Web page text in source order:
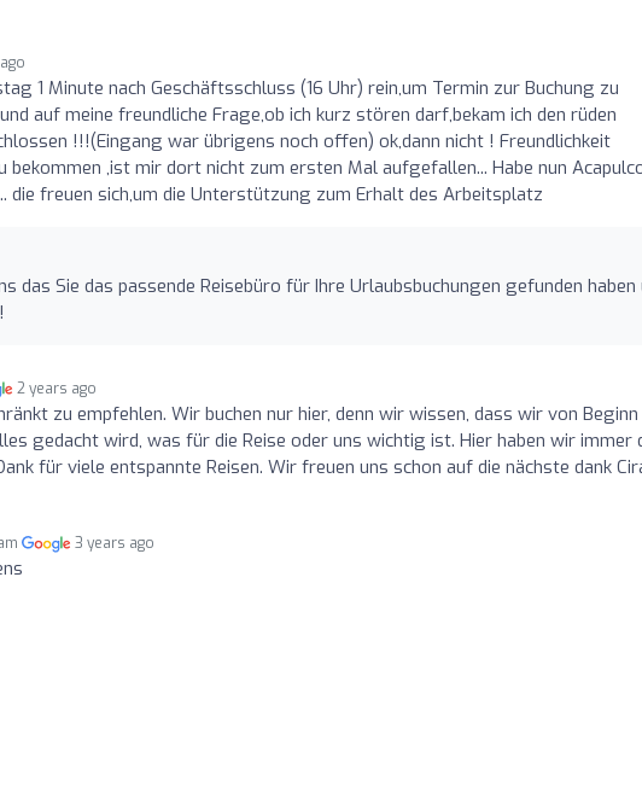
1 Minute nach Geschäftsschluss (16 Uhr) rein,um Termin zur Buchung zu
auf meine freundliche Frage,ob ich kurz stören darf,bekam ich den rüden
!!!(Eingang war übrigens noch offen) ok,dann nicht ! Freundlichkeit
bekommen ,ist mir dort nicht zum ersten Mal aufgefallen... Habe nun
die freuen sich,um die Unterstützung zum Erhalt des Arbeitsplatz
das Sie das passende Reisebüro für Ihre Urlaubsbuchungen gefunden haben
2 years ago
zu empfehlen. Wir buchen nur hier, denn wir wissen, dass wir von Beginn
gedacht wird, was für die Reise oder uns wichtig ist. Hier haben wir immer
für viele entspannte Reisen. Wir freuen uns schon auf die nächste dank
3 years ago